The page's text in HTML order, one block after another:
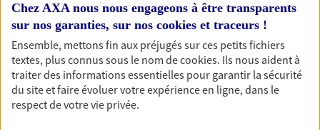
Épargne
Réalisez vos projets grâce à votre épargne : achat
immobilier, études des enfants ou voyage autour
du monde… Épargnez à votre rythme et
simplement, selon votre profil.
Chez AXA nous nous engageons à être transparents
sur nos garanties, sur nos cookies et traceurs !
Ensemble, mettons fin aux préjugés sur ces petits fichiers
textes, plus connus sous le nom decookies. Ils nous aident à
traiter des informations essentielles pour garantir la sécurité
du site et faire évoluer votre expérience en ligne, dans le
respect de votre vie privée.